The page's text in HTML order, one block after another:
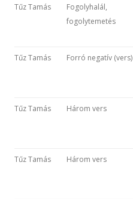
Tűz Tamás
Fogolyhalál,
fogolytemetés
Tűz Tamás Forró negatív (vers)
Tűz Tamás Három vers
Tűz Tamás Három vers